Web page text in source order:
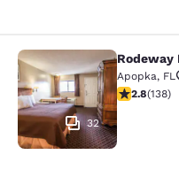
Rodeway Inn
32
Rodeway
Apopka, FL
2.75-
2.8(138)